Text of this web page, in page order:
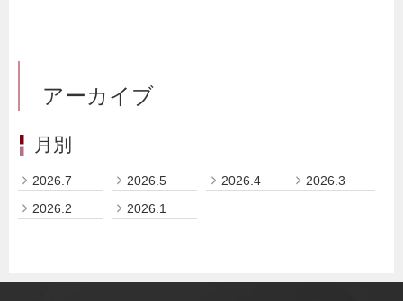
アーカイブ
月別
2026.7 2026.5 2026.4
2026.3
2026.2
2026.1